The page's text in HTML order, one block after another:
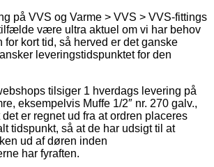
på VVS og Varme > VVS > VVS-fittings
være ultra aktuel om vi har behov
for kort tid, så herved er det ganske
leveringstidspunktet for den
tilsiger 1 hverdags levering på
eksempelvis Muffe 1/2″ nr. 270 galv.,
er regnet ud fra at ordren placeres
tidspunkt, så at de har udsigt til at
ud af døren inden
har fyraften.